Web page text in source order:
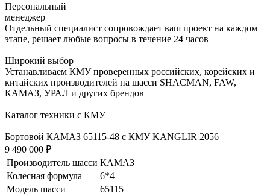
Персональный
менеджер
Отдельный специалист сопровождает ваш проект на каждом
этапе, решает любые вопросы в течение 24 часов
Широкий выбор
Устанавливаем КМУ проверенных российских, корейских и
китайских производителей на шасси SHACMAN, FAW,
КАМАЗ, УРАЛ и других брендов
Каталог техники с КМУ
Бортовой КАМАЗ 65115-48 с КМУ KANGLIR 2056
9 490 000 ₽
Производитель шасси КАМАЗ
Колесная формула
6*4
Модель шасси
65115